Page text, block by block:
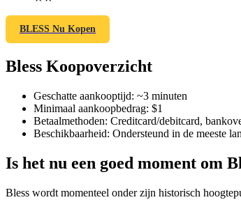
BLESS Nu Kopen
Bless Koopoverzicht
Geschatte aankooptijd: ~3 minuten
Minimaal aankoopbedrag: $1
Betaalmethoden: Creditcard/debitcard,
Beschikbaarheid: Ondersteund in de meeste
Is het nu een goed moment om
Bless wordt momenteel onder zijn historisch